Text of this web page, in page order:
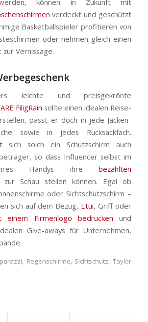
können in Zukunft mit
verdeckt und geschützt
Basketballspieler profitieren von
oder nehmen gleich einen
Vernissage.
leichte und preisgekrönte
FiligRain sollte einen idealen Reise-
passt er doch in jede Jacken-
sowie in jedes Rucksackfach.
sich solch ein Schutzschirm auch
so dass Influencer selbst im
ihres Handys ihrebezahlten
zur Schau stellen können. Egal ob
oder Sichtschutzschirm –
sich auf dem Bezug, Etui, Griff oder
einem Firmenlogo bedrucken und
Give-aways für Unternehmen,
Regenschirme Sichtschutz ,Taylor